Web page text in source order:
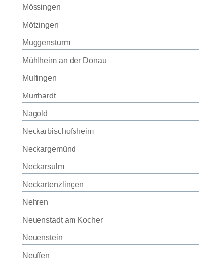
Mössingen
Mötzingen
Muggensturm
Mühlheim an der Donau
Mulfingen
Murrhardt
Nagold
Neckarbischofsheim
Neckargemünd
Neckarsulm
Neckartenzlingen
Nehren
Neuenstadt am Kocher
Neuenstein
Neuffen